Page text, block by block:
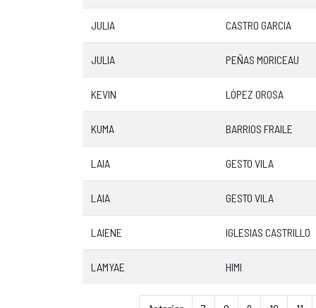
JULIA CASTRO GARCIA
JULIA PEÑAS MORICEAU
KEVIN LÓPEZ OROSA
KUMA BARRIOS FRAILE
LAIA GESTO VILA
LAIA GESTO VILA
LAIENE IGLESIAS CASTRILLO
LAMYAE HIMI